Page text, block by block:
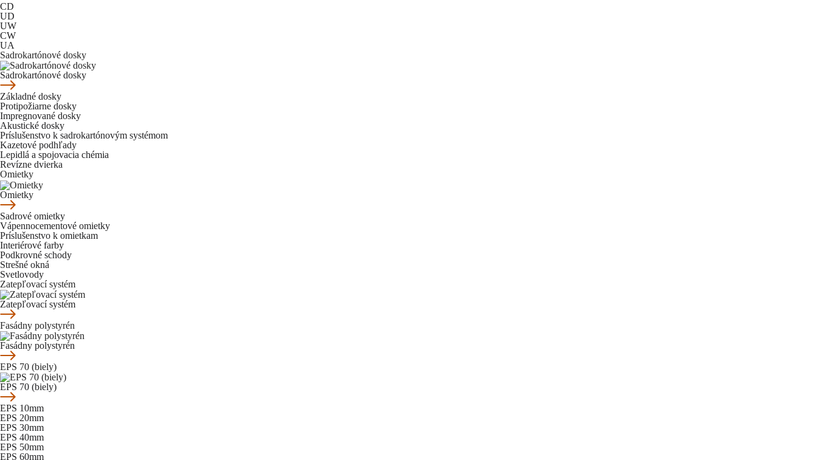
CD
UD
UW
CW
UA
Sadrokartónové dosky
Sadrokartónové dosky
Základné dosky
Protipožiarne dosky
Impregnované dosky
Akustické dosky
Príslušenstvo k sadrokartónovým systémom
Kazetové podhľady
Lepidlá a spojovacia chémia
Revízne dvierka
Omietky
Omietky
Sadrové omietky
Vápennocementové omietky
Príslušenstvo k omietkam
Interiérové farby
Podkrovné schody
Strešné okná
Svetlovody
Zatepľovací systém
Zatepľovací systém
Fasádny polystyrén
Fasádny polystyrén
EPS 70 (biely)
EPS 70 (biely)
EPS 10mm
EPS 20mm
EPS 30mm
EPS 40mm
EPS 50mm
EPS 60mm